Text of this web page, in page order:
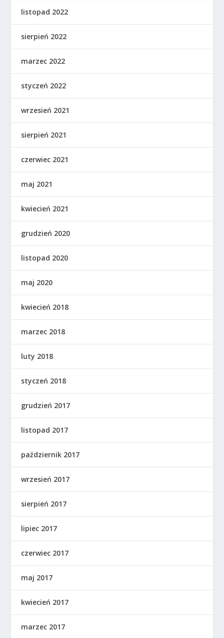
listopad 2022
sierpień 2022
marzec 2022
styczeń 2022
wrzesień 2021
sierpień 2021
czerwiec 2021
maj 2021
kwiecień 2021
grudzień 2020
listopad 2020
maj 2020
kwiecień 2018
marzec 2018
luty 2018
styczeń 2018
grudzień 2017
listopad 2017
październik 2017
wrzesień 2017
sierpień 2017
lipiec 2017
czerwiec 2017
maj 2017
kwiecień 2017
marzec 2017